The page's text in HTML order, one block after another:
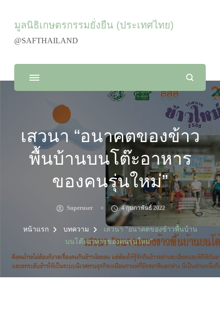
มูลนิธิเกษตรกรรมยั่งยืน (ประเทศไทย)
@SAFTHAILAND
เสวนา “อนาคตของข้าว
พื้นบ้านบนโต๊ะอาหาร
ของคนรุ่นใหม่”
Superuser 4 กุมภาพันธ์ 2022
หน้าแรก บทความ
เสวนา “อนาคตของข้าวพื้นบ้าน
บนโต๊ะอาหารของคนรุ่นใหม่”